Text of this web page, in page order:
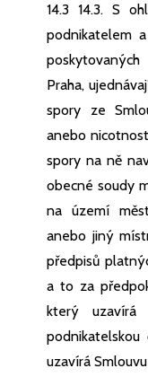
14.3 14.3. S
podnikatelem
Praha,
spory ze
anebo
spory na ně
obecné soudy
na území
anebo jiný
předpisů
a to za
který uzavírá
uzavírá